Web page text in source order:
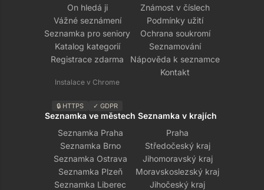
On hledá ji
Vážné seznámení
Seznamka pro seniory
Katalog kategorií
Registrace zdarma
Instalace v Chrome
🔒 HTTPS ✓ GDPR
Známost v číslech
Podmínky užití
Ochrana soukromí
Seznamování
Nápověda k seznamce
Kontakt
Seznamka ve městech
Seznamka Praha
Seznamka Brno
Seznamka Ostrava
Seznamka Plzeň
Seznamka Liberec
Seznamka v krajích
Praha
Středočeský kraj
Jihomoravský kraj
Moravskoslezský kraj
Jihočeský kraj